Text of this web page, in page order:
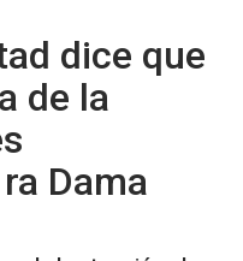
dice que
de la
Dama